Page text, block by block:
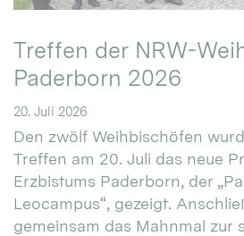
Treffen der NRW-
Paderborn 2026
20. Juli 2026
Den zwölf Weihbischöfen
Treffen am 20. Juli das neue
Erzbistums Paderborn, der
Leocampus“, gezeigt.
gemeinsam das Mahnmal zur